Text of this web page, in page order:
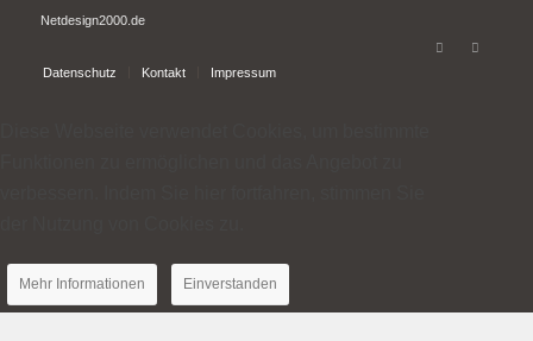
Netdesign2000.de
Datenschutz Kontakt Impressum
Mehr Informationen Einverstanden